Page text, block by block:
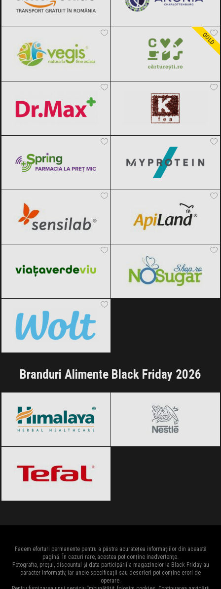
GOLD
Branduri Alimente Black Friday 2026
Facem eforturi permanente pentru a păstra acuratețea informațiilor din această
pagină. În cazuri rare, acestea pot conține inadvertențe.
Fotografia, prețul, discountul și data participării a magazinelor la Black Friday au
caracter informativ, iar unele specificații sau descrieri pot conține erori de
operare.